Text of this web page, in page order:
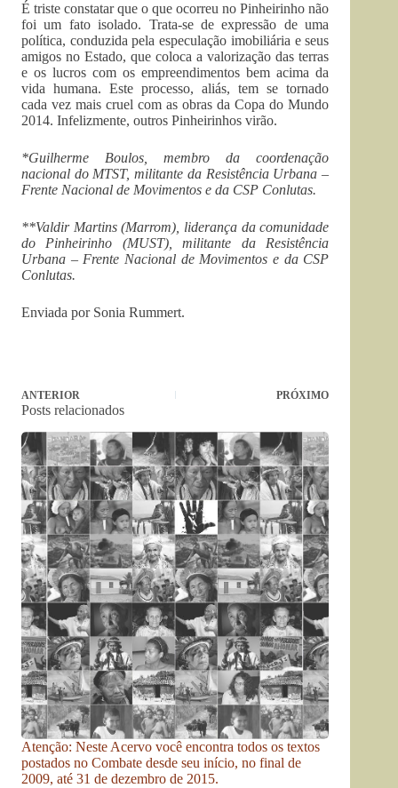
É triste constatar que o que ocorreu no Pinheirinho não
foi um fato isolado. Trata-se de expressão de uma
política, conduzida pela especulação imobiliária e seus
amigos no Estado, que coloca a valorização das terras
e os lucros com os empreendimentos bem acima da
vida humana. Este processo, aliás, tem se tornado
cada vez mais cruel com as obras da Copa do Mundo
2014. Infelizmente, outros Pinheirinhos virão.
*Guilherme Boulos, membro da coordenação
nacional do MTST, militante da Resistência Urbana –
Frente Nacional de Movimentos e da CSP Conlutas.
**Valdir Martins (Marrom), liderança da comunidade
do Pinheirinho (MUST), militante da Resistência
Urbana – Frente Nacional de Movimentos e da CSP
Conlutas.
Enviada por Sonia Rummert.
ANTERIOR PRÓXIMO
Posts relacionados
Atenção: Neste Acervo você encontra todos os textos
postados no Combate desde seu início, no final de
2009, até 31 de dezembro de 2015.